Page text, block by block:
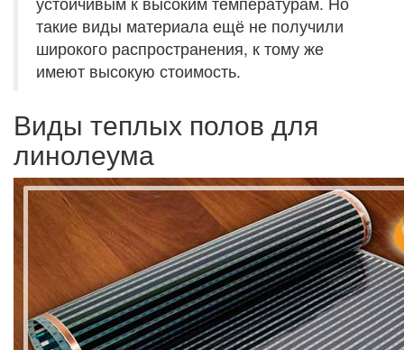
такие виды материала ещё не получили
широкого распространения, к тому же
имеют высокую стоимость.
Виды теплых полов для
линолеума